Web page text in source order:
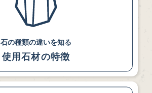
石の種類の違いを知る
使用石材の特徴